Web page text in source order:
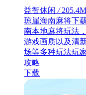
益智休闲 /205.4M
琼崖海南麻将下
南本地麻将玩法
游戏画质以及清
场等多种玩法玩
攻略
下载